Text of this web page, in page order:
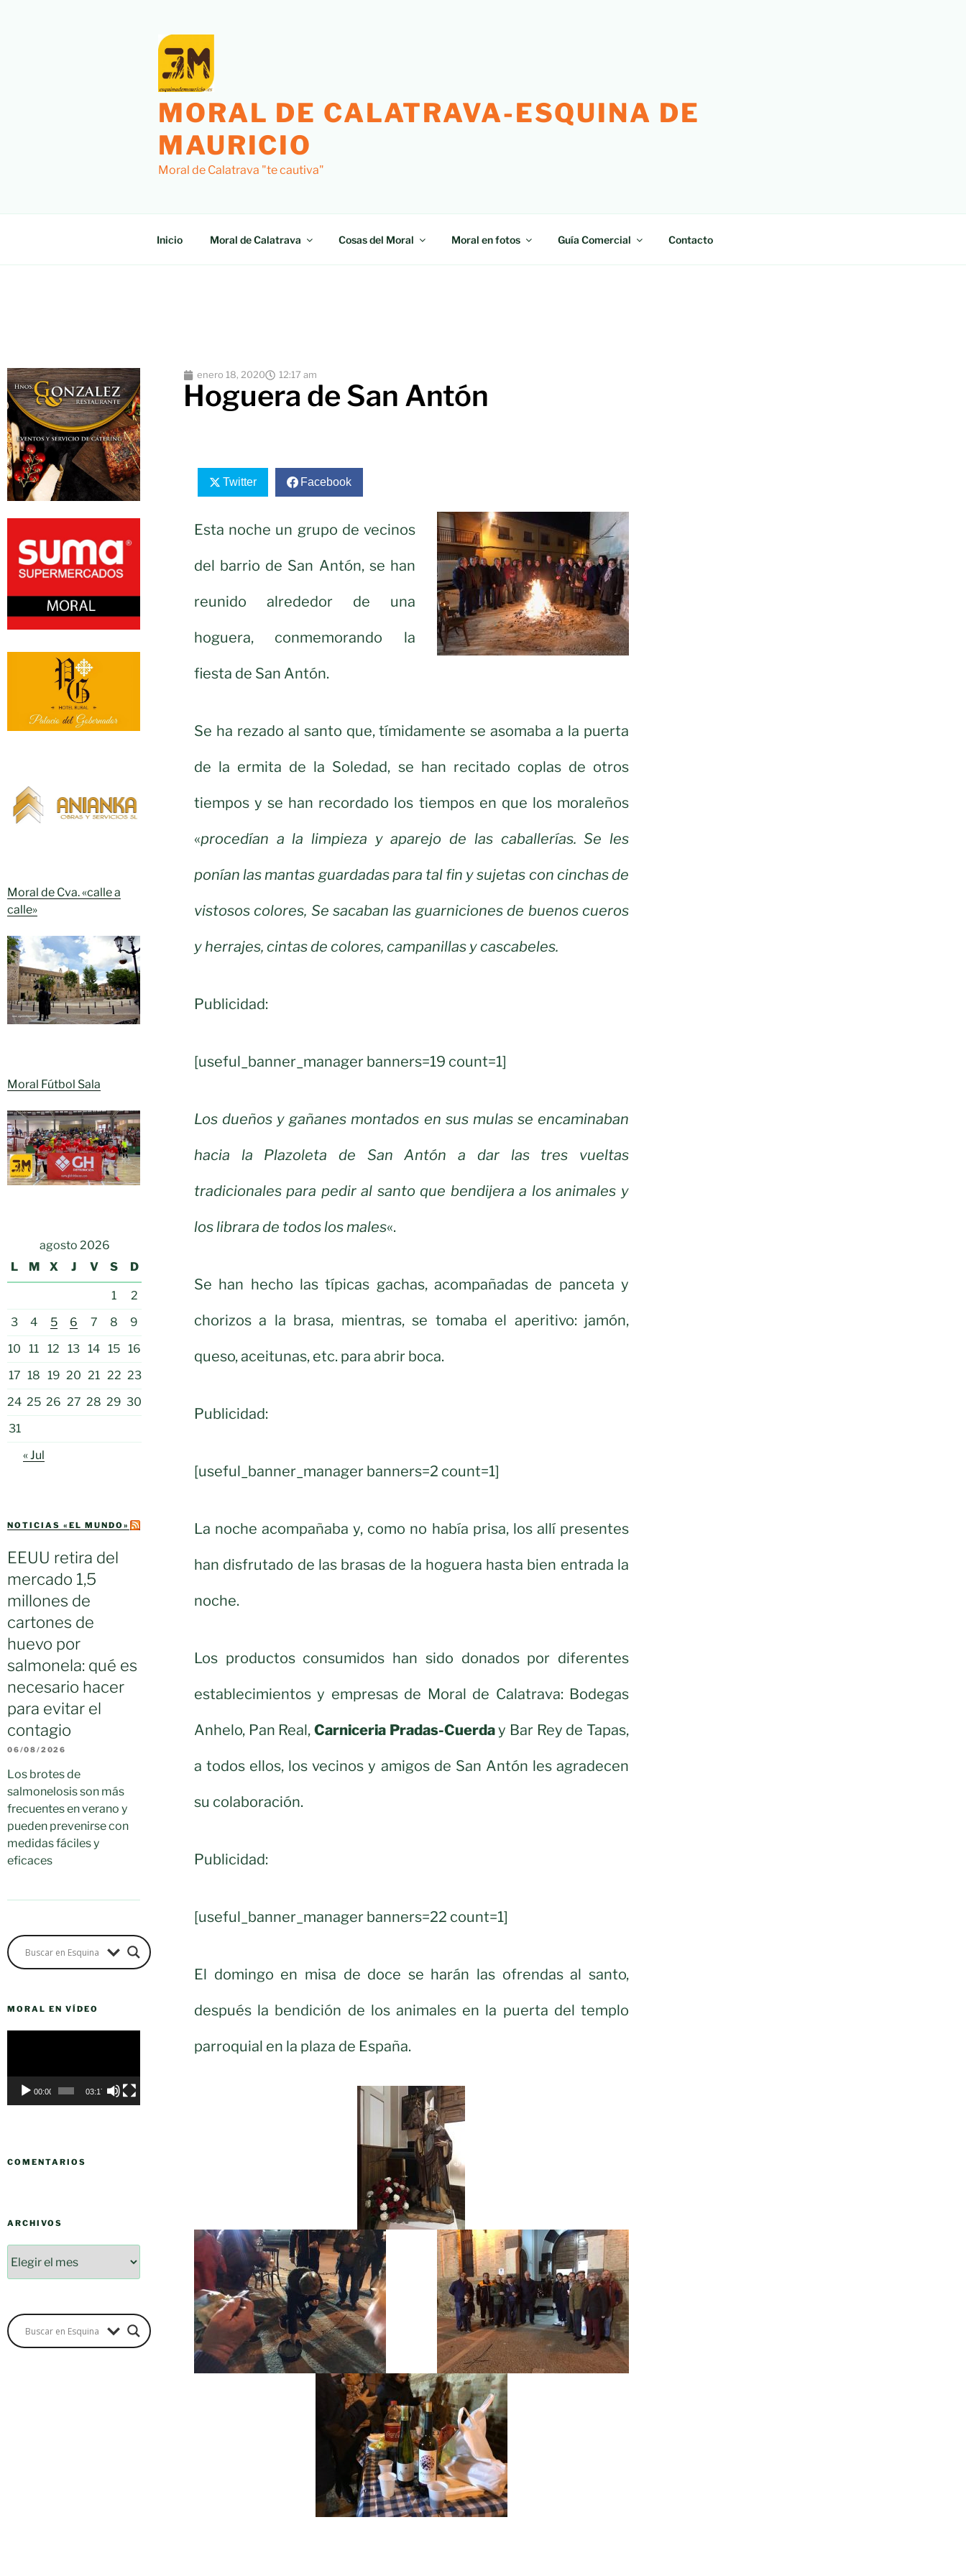
MORAL DE CALATRAVA-ESQUINA DE
MAURICIO
Moral de Calatrava "te cautiva"
Inicio Moral de Calatrava Cosas del Moral Moral en fotos Guía Comercial Contacto
Moral de Cva. «calle a
calle»
Moral Fútbol Sala
agosto 2026
L
M X J V S D
1
2
3
4 5 6 7 8
9
10
11 12 13 14 15 16
17 18 19 20 21 22 23
24 25 26 27 28 29 30
31
« Jul
NOTICIAS «EL MUNDO»
EEUU retira del
mercado 1,5
millones de
cartones de
huevo por
salmonela: qué es
necesario hacer
para evitar el
contagio
06/08/2026
Los brotes de
salmonelosis son más
frecuentes en verano y
pueden prevenirse con
medidas fáciles y
eficaces
MORAL EN VÍDEO
00:00 03:17
COMENTARIOS
ARCHIVOS
enero 18, 2020 12:17 am
Hoguera de San Antón
Twitter Facebook
Esta noche un grupo de vecinos
del barrio de San Antón, se han
reunido alrededor de una
hoguera, conmemorando la
fiesta de San Antón.
Se ha rezado al santo que, tímidamente se asomaba a la puerta
de la ermita de la Soledad, se han recitado coplas de otros
tiempos y se han recordado los tiempos en que los moraleños
«procedían a la limpieza y aparejo de las caballerías. Se les
ponían las mantas guardadas para tal fin y sujetas con cinchas de
vistosos colores, Se sacaban las guarniciones de buenos cueros
y herrajes, cintas de colores, campanillas y cascabeles.
Publicidad:
[useful_banner_manager banners=19 count=1]
Los dueños y gañanes montados en sus mulas se encaminaban
hacia la Plazoleta de San Antón a dar las tres vueltas
tradicionales para pedir al santo que bendijera a los animales y
los librara de todos los males«.
Se han hecho las típicas gachas, acompañadas de panceta y
chorizos a la brasa, mientras, se tomaba el aperitivo: jamón,
queso, aceitunas, etc. para abrir boca.
Publicidad:
[useful_banner_manager banners=2 count=1]
La noche acompañaba y, como no había prisa, los allí presentes
han disfrutado de las brasas de la hoguera hasta bien entrada la
noche.
Los productos consumidos han sido donados por diferentes
establecimientos y empresas de Moral de Calatrava: Bodegas
Anhelo, Pan Real, Carniceria Pradas-Cuerday Bar Rey de Tapas,
a todos ellos, los vecinos y amigos de San Antón les agradecen
su colaboración.
Publicidad:
[useful_banner_manager banners=22 count=1]
El domingo en misa de doce se harán las ofrendas al santo,
después la bendición de los animales en la puerta del templo
parroquial en la plaza de España.